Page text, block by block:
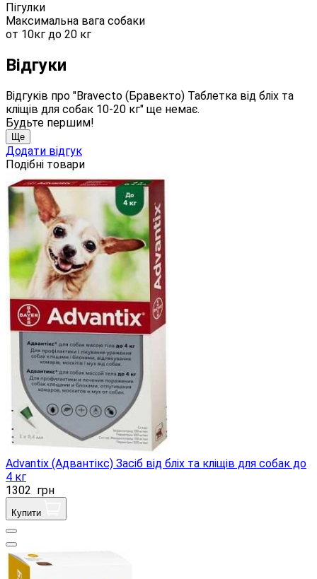
Пігулки
Максимальна вага собаки
от 10кг до 20 кг
Відгуки
Відгуків про "Bravecto (Бравекто) Таблетка від бліх та
кліщів для собак 10-20 кг" ще немає.
Будьте першим!
Ще
Додати відгук
Подібні товари
Advantix (Адвантікс) Засіб від бліх та кліщів для собак до
4 кг
1302 грн
Купити